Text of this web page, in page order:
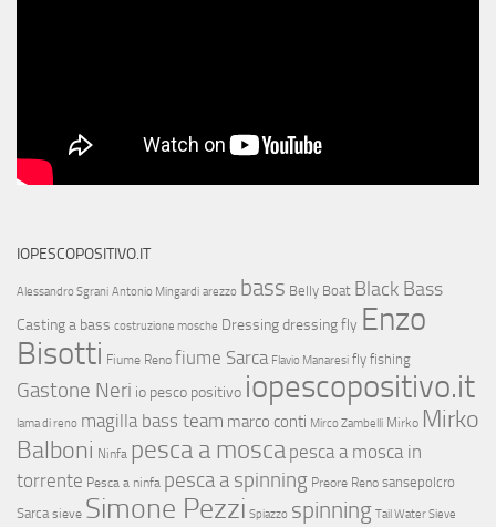
IOPESCOPOSITIVO.IT
Alessandro Sgrani Antonio Mingardi arezzo bass Belly Boat Black Bass
Casting a bass costruzione mosche Dressingdressing fly Enzo
Bisotti Fiume Reno fiume Sarca Flavio Manaresi fly fishing
Gastone Neri io pesco positivo iopescopositivo.it
lama di reno magilla bass team marco conti Mirco Zambelli Mirko Mirko
Balboni Ninfa pesca a mosca pesca a mosca in
torrente Pesca a ninfa pesca a spinning Preore Reno sansepolcro
Sarca sieve Simone Pezzi Spiazzo spinning Tail Water Sieve